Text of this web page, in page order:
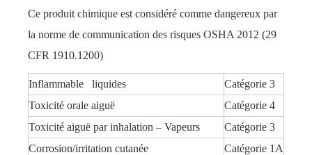
Ce produit chimique est considéré comme dangereux par
la norme de communication des risques OSHA 2012 (29
CFR 1910.1200)
Inflammable liquides
Catégorie 3
Toxicité orale aiguë
Catégorie 4
Toxicité aiguë par inhalation – Vapeurs
Catégorie 3
Corrosion/irritation cutanée
Catégorie 1A